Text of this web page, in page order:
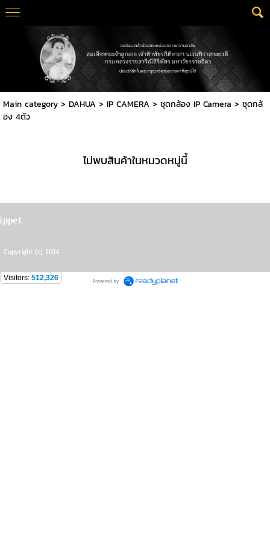
Main category> DAHUA > IP CAMERA > ชุดกล้อง IP Camera > ชุดกล้
อง 4ตัว
ไม่พบสินค้าในหมวดหมู่นี้
Copyright (c) 2014
Visitors: 512,326